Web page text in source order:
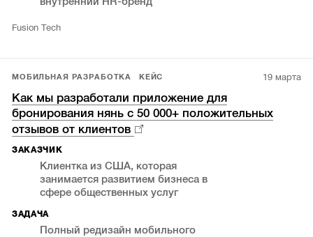
Fusion Tech
МОБИЛЬНАЯ РАЗРАБОТКА КЕЙС 19 марта
Как мы разработали приложение для
бронирования нянь с 50 000+ положительных
отзывов от клиентов
ЗАКАЗЧИК
Клиентка из США, которая
занимается развитием бизнеса в
сфере общественных услуг
ЗАДАЧА
Полный редизайн мобильного